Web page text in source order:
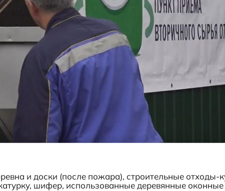
и доски (после пожара), строительные отходы-
шифер, использованные деревянные